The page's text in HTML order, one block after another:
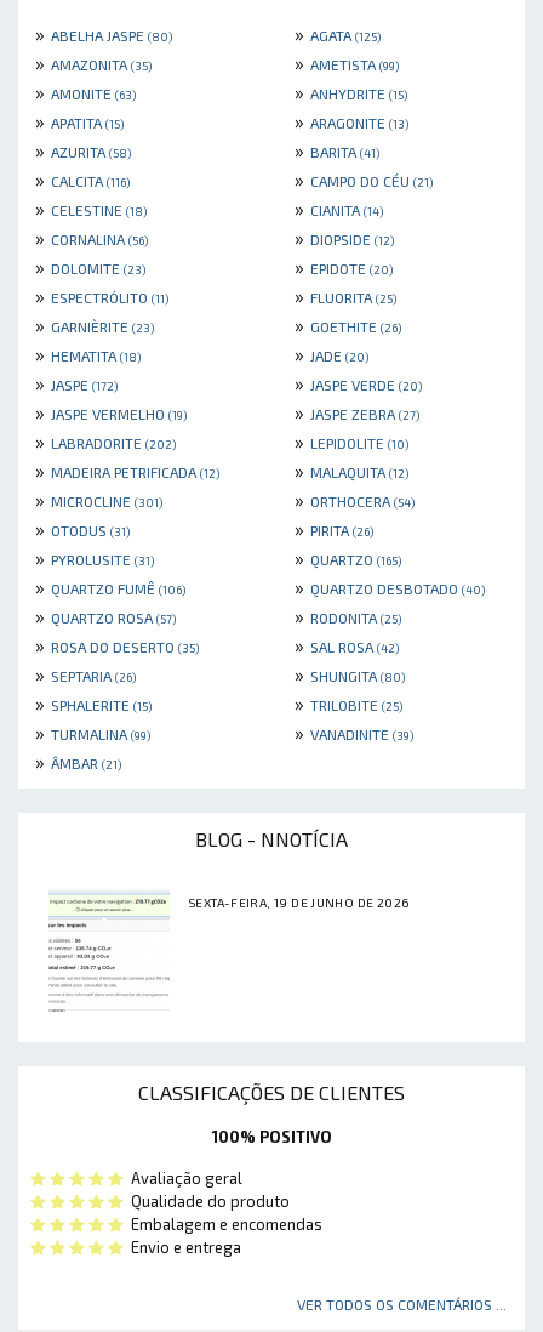
» ABELHA JASPE (80) » AGATA (125)
» AMAZONITA (35) » AMETISTA (99)
» AMONITE (63) » ANHYDRITE (15)
» APATITA (15) » ARAGONITE (13)
» AZURITA (58) » BARITA (41)
» CALCITA (116) » CAMPO DO CÉU (21)
» CELESTINE (18) » CIANITA (14)
» CORNALINA (56) » DIOPSIDE (12)
» DOLOMITE (23) » EPIDOTE (20)
» ESPECTRÓLITO (11) » FLUORITA (25)
» GARNIÈRITE (23) » GOETHITE (26)
» HEMATITA (18) » JADE (20)
» JASPE (172) » JASPE VERDE (20)
» JASPE VERMELHO (19) » JASPE ZEBRA (27)
» LABRADORITE (202) » LEPIDOLITE (10)
» MADEIRA PETRIFICADA (12) » MALAQUITA (12)
» MICROCLINE (301) » ORTHOCERA (54)
» OTODUS (31) » PIRITA (26)
» PYROLUSITE (31) » QUARTZO (165)
» QUARTZO FUMÊ (106) » QUARTZO DESBOTADO (40)
» QUARTZO ROSA (57) » RODONITA (25)
» ROSA DO DESERTO (35) » SAL ROSA (42)
» SEPTARIA (26) » SHUNGITA (80)
» SPHALERITE (15) » TRILOBITE (25)
» TURMALINA (99) » VANADINITE (39)
» ÂMBAR (21)
BLOG - NNOTÍCIA
SEXTA-FEIRA, 19 DE JUNHO DE 2026
CLASSIFICAÇÕES DE CLIENTES
100% POSITIVO
Avaliação geral
Qualidade do produto
Embalagem e encomendas
Envio e entrega
VER TODOS OS COMENTÁRIOS ...